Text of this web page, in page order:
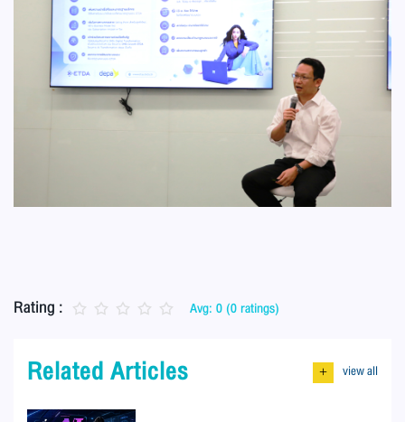
Rating : Avg: 0 (0 ratings)
Related Articles + view all